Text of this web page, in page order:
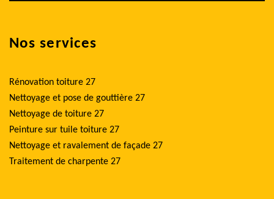
Nos services
Rénovation toiture 27
Nettoyage et pose de gouttière 27
Nettoyage de toiture 27
Peinture sur tuile toiture 27
Nettoyage et ravalement de façade 27
Traitement de charpente 27